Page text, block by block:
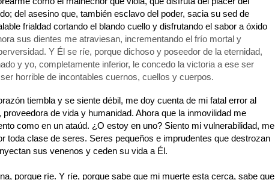
del asesino que, también esclavo del poder, sacia su sed de
frialdad cortando el blando cuello y disfrutando el sabor a óxido
sus dientes me atraviesan, incrementando el frío mortal y
Y Él se ríe, porque dichoso y poseedor de la eternidad,
y yo, completamente inferior, le concedo la victoria a ese ser
horrible de incontables cuernos, cuellos y cuerpos.
tiembla y se siente débil, me doy cuenta de mi fatal error al
proveedora de vida y humanidad. Ahora que la inmovilidad me
como en un ataúd. ¿O estoy en uno? Siento mi vulnerabilidad, me
toda clase de seres. Seres pequeños e imprudentes que destrozan
sus venenos y ceden su vida a Él.
porque ríe. Y ríe, porque sabe que mi muerte esta cerca, sabe que